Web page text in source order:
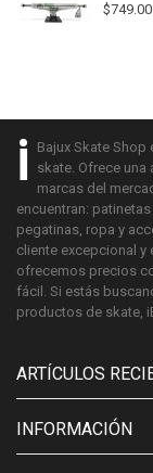
$749.00
i
Bajux Skate
skate. Ofrece
marcas del
encuentran:
pegatinas, ropa y
cliente excepcional
ofrecemos precios
fácil. Si estás
productos de skate,
ARTÍCULOS
INFORMACIÓN